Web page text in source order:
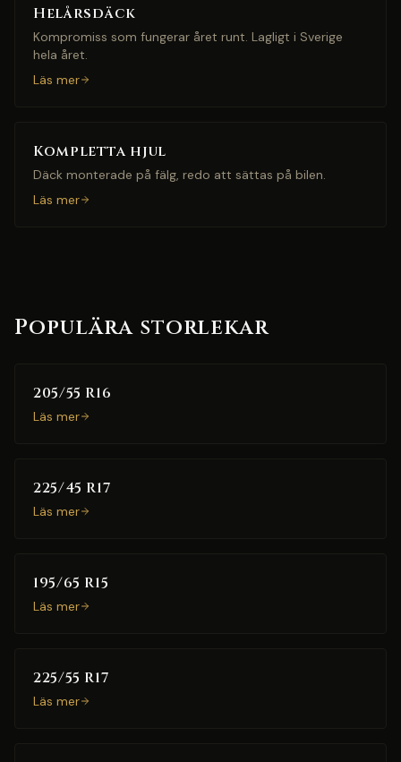
Helårsdäck
Kompromiss som fungerar året runt. Lagligt i Sverige
hela året.
Läs mer
Kompletta hjul
Däck monterade på fälg, redo att sättas på bilen.
Läs mer
Populära storlekar
205/55 R16
Läs mer
225/45 R17
Läs mer
195/65 R15
Läs mer
225/55 R17
Läs mer